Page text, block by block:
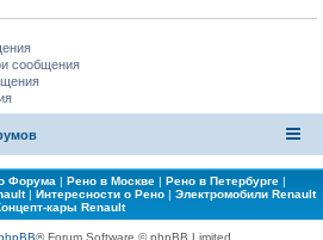
сообщения
Форума | Рено в Москве | Рено в Петербурге |
| Интересности о Рено| Электромобили Renault
кары Renault
® Forum Software © phpBB Limited